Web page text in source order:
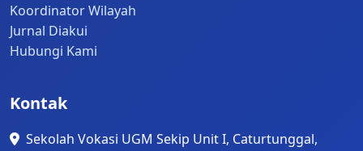
Koordinator Wilayah
Jurnal Diakui
Hubungi Kami
Kontak
Sekolah Vokasi UGM Sekip Unit I, Caturtunggal,